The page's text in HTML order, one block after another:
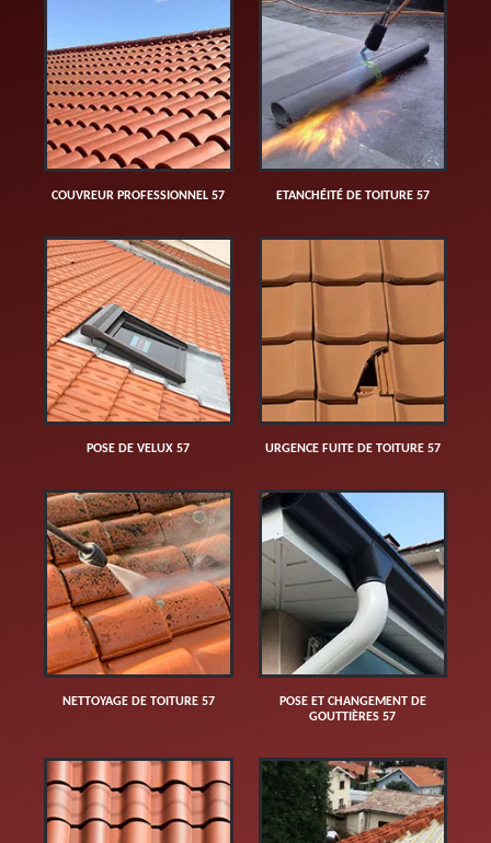
COUVREUR PROFESSIONNEL 57 ETANCHÉITÉ DE TOITURE 57
POSE DE VELUX 57 URGENCE FUITE DE TOITURE 57
NETTOYAGE DE TOITURE 57
POSE ET CHANGEMENT DE
GOUTTIÈRES 57